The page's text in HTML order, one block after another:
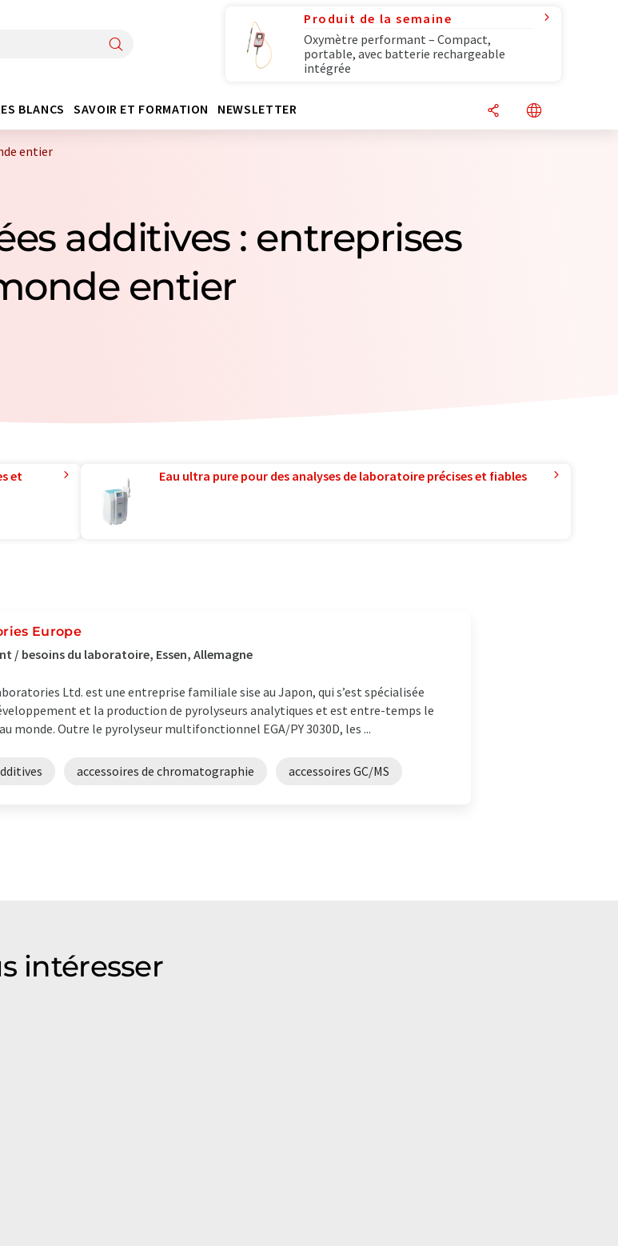
Produit de la semaine
Oxymètre performant – Compact,
portable, avec batterie rechargeable
intégrée
BLANCS SAVOIR ET FORMATION NEWSLETTER
entier
additives : entreprises
entier
et
Eau ultra pure pour des analyses de laboratoire précises et fiables
Europe
/ besoins du laboratoire, Essen, Allemagne
Ltd. est une entreprise familiale sise au Japon, qui s’est spécialisée
et la production de pyrolyseurs analytiques et est entre-temps le
monde. Outre le pyrolyseur multifonctionnel EGA/PY 3030D, les ...
accessoires de chromatographie accessoires GC/MS
intéresser